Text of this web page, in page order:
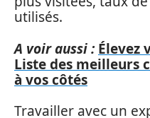
utilisés.
A voir aussi : Élevez
Liste des meilleurs
à vos côtés
Travailler avec un